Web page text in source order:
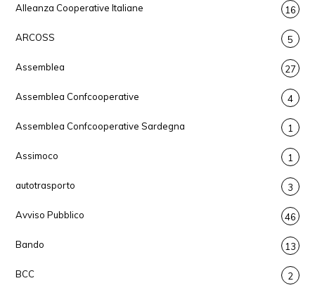
Alleanza Cooperative Italiane 16
ARCOSS 5
Assemblea 27
Assemblea Confcooperative 4
Assemblea Confcooperative Sardegna 1
Assimoco 1
autotrasporto 3
Avviso Pubblico 46
Bando 13
BCC 2